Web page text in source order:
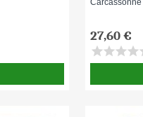
27,60 €
starstarstarstar